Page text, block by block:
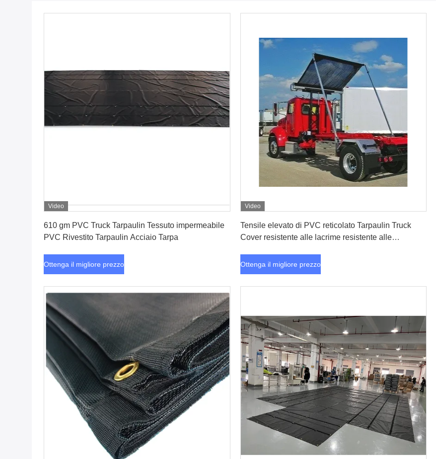
Video
610 gm PVC Truck Tarpaulin Tessuto impermeabile
PVC Rivestito Tarpaulin Acciaio Tarpa
Ottenga il migliore prezzo
Video
Tensile elevato di PVC reticolato Tarpaulin Truck
Cover resistente alle lacrime resistente alle
Ottenga il migliore prezzo